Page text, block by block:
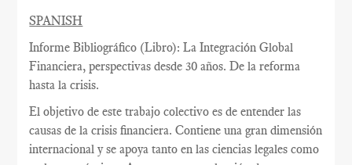
SPANISH
Informe Bibliográfico (Libro): La Integración Global
Financiera, perspectivas desde 30 años. De la reforma
hasta la crisis.
El objetivo de este trabajo colectivo es de entender las
causas de la crisis financiera. Contiene una gran dimensión
internacional y se apoya tanto en las ciencias legales como